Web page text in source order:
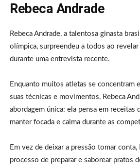
Rebeca Andrade
Rebeca Andrade, a talentosa ginasta
olímpica, surpreendeu a todos ao
durante uma entrevista recente.
Enquanto muitos atletas se concentram
suas técnicas e movimentos, Rebeca
abordagem única: ela pensa em receitas
manter focada e calma durante as
Em vez de deixar a pressão tomar conta,
processo de preparar e saborear pratos